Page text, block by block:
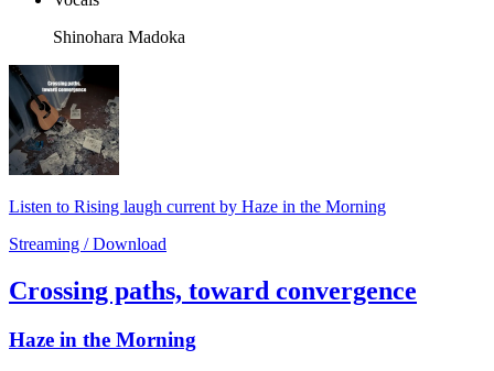
Shinohara Madoka
Listen to Rising laugh current by Haze in the Morning
Streaming / Download
Crossing paths, toward convergence
Haze in the Morning